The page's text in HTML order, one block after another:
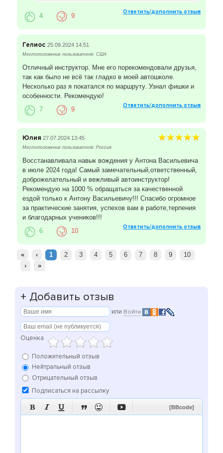
Ответить/дополнить отзыв
4 9
Гелиос 25.09.2024 14:51
Местоположение пользователя: США
Отличный инструктор. Мне его порекомендовали друзья,
так как было не всё так гладко в моей автошколе.
Несколько раз я покатался по маршруту. Узнал фишки и
особенности. Рекомендую!
Ответить/дополнить отзыв
7 9
Юлия 27.07.2024 13:45
Местоположение пользователя: Россия
Восстанавливала навык вождения у Антона Васильевича
в июле 2024 года! Самый замечательный,ответственный,
доброжелательный и вежливый автоинструктор!
Рекомендую на 1000 % обращаться за качественной
ездой только к Антону Васильевичу!!! Спасибо огромное
за практические занятия, успехов вам в работе,терпения
и благодарных учеников!!!
Ответить/дополнить отзыв
6 10
« ‹ 1 2 3 4 5 6 7 8 9
10
›
»
+ Добавить отзыв
или Войти
Оценка
Положительный отзыв
Нейтральный отзыв
Отрицательный отзыв
Подписаться на рассылку
      [BBcode]